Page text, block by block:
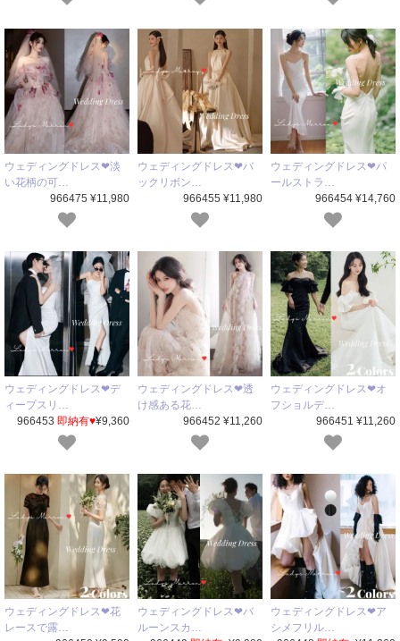
ウェディングドレス❤淡
い花柄の可…
966475 ¥11,980
ウェディングドレス❤バ
ックリボン…
966455 ¥11,980
ウェディングドレス❤パ
ールストラ…
966454 ¥14,760
ウェディングドレス❤デ
ィープスリ…
966453即納有♥¥9,360
ウェディングドレス❤透
け感ある花…
966452 ¥11,260
ウェディングドレス❤オ
フショルデ…
966451 ¥11,260
ウェディングドレス❤花
レースで露…
ウェディングドレス❤バ
ルーンスカ…
ウェディングドレス❤ア
シメフリル…